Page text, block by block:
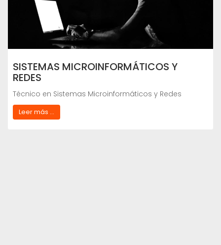
SISTEMAS MICROINFORMÁTICOS Y
REDES
Técnico en Sistemas Microinformáticos y Redes
Leer más ...